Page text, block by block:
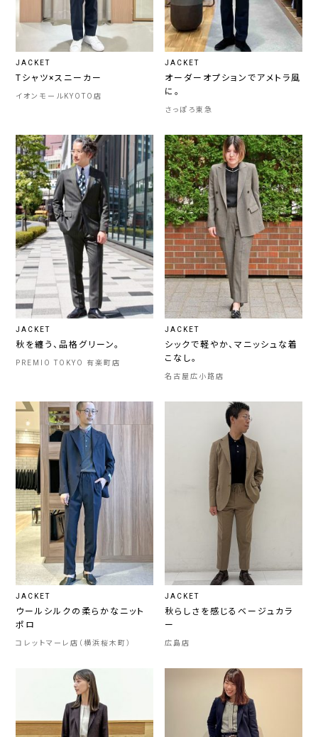
JACKET
Tシャツ×スニーカー
イオンモールKYOTO店
JACKET
オーダーオプションでアメトラ風
に。
さっぽろ東急
JACKET
秋を纏う、品格グリーン。
PREMIO TOKYO 有楽町店
JACKET
シックで軽やか、マニッシュな着
こなし。
名古屋広小路店
JACKET
ウールシルクの柔らかなニット
ポロ
コレットマーレ店（横浜桜木町）
JACKET
秋らしさを感じるベージュカラ
ー
広島店